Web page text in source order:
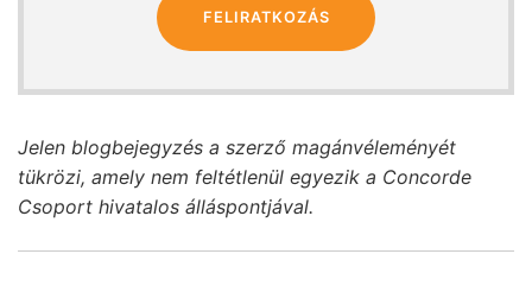
FELIRATKOZÁS
Jelen blogbejegyzés a szerző magánvéleményét
tükrözi, amely nem feltétlenül egyezik a Concorde
Csoport hivatalos álláspontjával.